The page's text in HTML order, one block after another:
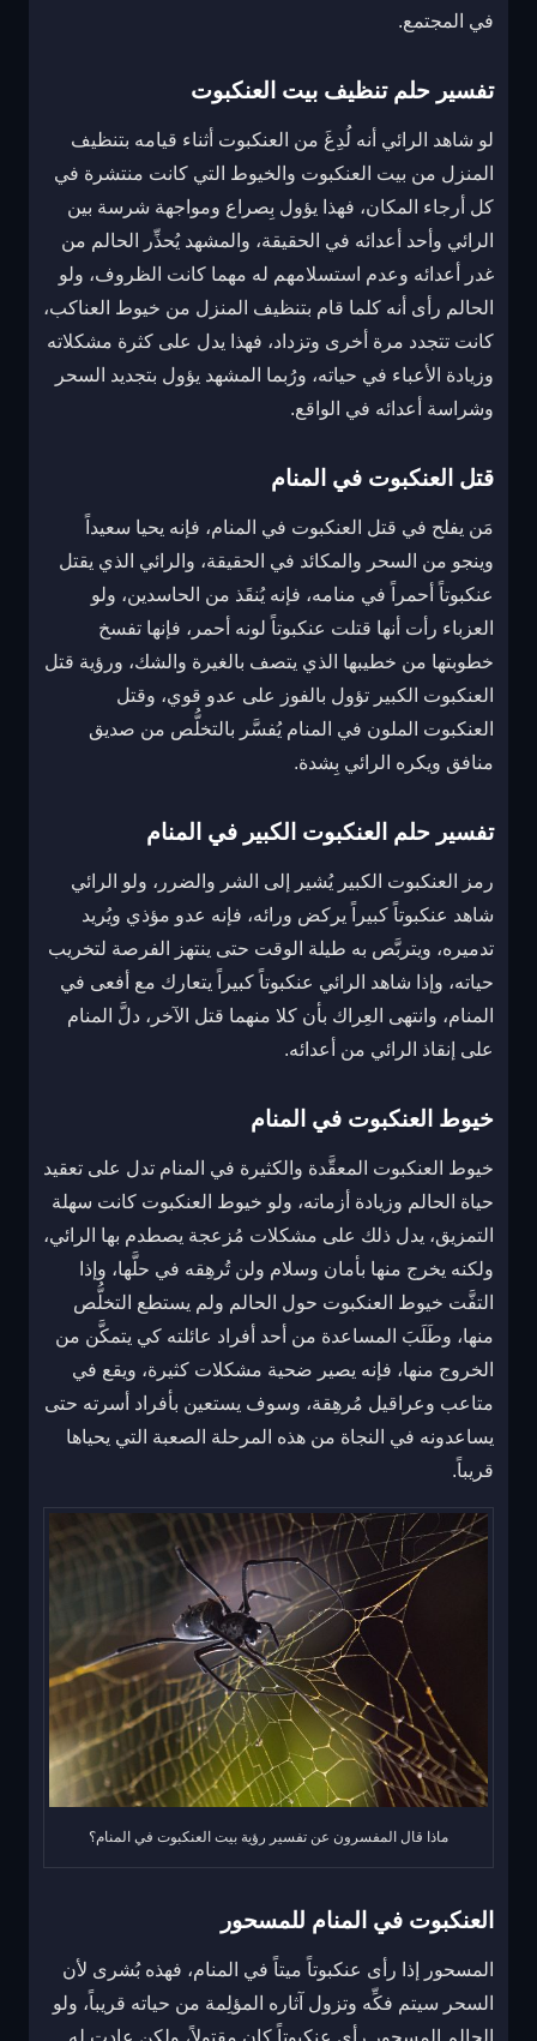
في المجتمع.
تفسير حلم تنظيف بيت العنكبوت
لو شاهد الرائي أنه لُدِغَ من العنكبوت أثناء قيامه بتنظيف
المنزل من بيت العنكبوت والخيوط التي كانت منتشرة في
كل أرجاء المكان، فهذا يؤول بِصراع ومواجهة شرسة بين
الرائي وأحد أعدائه في الحقيقة، والمشهد يُحذِّر الحالم من
غدر أعدائه وعدم استسلامهم له مهما كانت الظروف، ولو
الحالم رأى أنه كلما قام بتنظيف المنزل من خيوط العناكب،
كانت تتجدد مرة أخرى وتزداد، فهذا يدل على كثرة مشكلاته
وزيادة الأعباء في حياته، ورُبما المشهد يؤول بتجديد السحر
وشراسة أعدائه في الواقع.
قتل العنكبوت في المنام
مَن يفلح في قتل العنكبوت في المنام، فإنه يحيا سعيداً
وينجو من السحر والمكائد في الحقيقة، والرائي الذي يقتل
عنكبوتاً أحمراً في منامه، فإنه يُنقَذ من الحاسدين، ولو
العزباء رأت أنها قتلت عنكبوتاً لونه أحمر، فإنها تفسخ
خطوبتها من خطيبها الذي يتصف بالغيرة والشك، ورؤية قتل
العنكبوت الكبير تؤول بالفوز على عدو قوي، وقتل
العنكبوت الملون في المنام يُفسَّر بالتخلُّص من صديق
منافق ويكره الرائي بِشدة.
تفسير حلم العنكبوت الكبير في المنام
رمز العنكبوت الكبير يُشير إلى الشر والضرر، ولو الرائي
شاهد عنكبوتاً كبيراً يركض ورائه، فإنه عدو مؤذي ويُريد
تدميره، ويتربَّص به طيلة الوقت حتى ينتهز الفرصة لتخريب
حياته، وإذا شاهد الرائي عنكبوتاً كبيراً يتعارك مع أفعى في
المنام، وانتهى العِراك بأن كلا منهما قتل الآخر، دلَّ المنام
على إنقاذ الرائي من أعدائه.
خيوط العنكبوت في المنام
خيوط العنكبوت المعقَّدة والكثيرة في المنام تدل على تعقيد
حياة الحالم وزيادة أزماته، ولو خيوط العنكبوت كانت سهلة
التمزيق، يدل ذلك على مشكلات مُزعجة يصطدم بها الرائي،
ولكنه يخرج منها بأمان وسلام ولن تُرهِقه في حلَّها، وإذا
التفَّت خيوط العنكبوت حول الحالم ولم يستطع التخلُّص
منها، وطَلَبَ المساعدة من أحد أفراد عائلته كي يتمكَّن من
الخروج منها، فإنه يصير ضحية مشكلات كثيرة، ويقع في
متاعب وعراقيل مُرهِقة، وسوف يستعين بأفراد أسرته حتى
يساعدونه في النجاة من هذه المرحلة الصعبة التي يحياها
قريباً.
ماذا قال المفسرون عن تفسير رؤية بيت العنكبوت في المنام؟
العنكبوت في المنام للمسحور
المسحور إذا رأى عنكبوتاً ميتاً في المنام، فهذه بُشرى لأن
السحر سيتم فكِّه وتزول آثاره المؤلِمة من حياته قريباً، ولو
الحالم المسحور رأى عنكبوتاً كان مقتولاً، ولكن عادت له